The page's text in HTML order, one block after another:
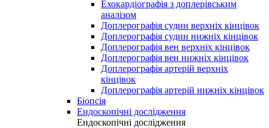
Ехокардіографія з доплерівським
аналізом
Доплерографія судин верхніх кінцівок
Доплерографія судин нижніх кінцівок
Доплерографія вен верхніх кінцівок
Доплерографія вен нижніх кінцівок
Доплерографія артерій верхніх
кінцівок
Доплерографія артерій нижніх кінцівок
Біопсія
Ендоскопічні дослідження
Ендоскопічні дослідження